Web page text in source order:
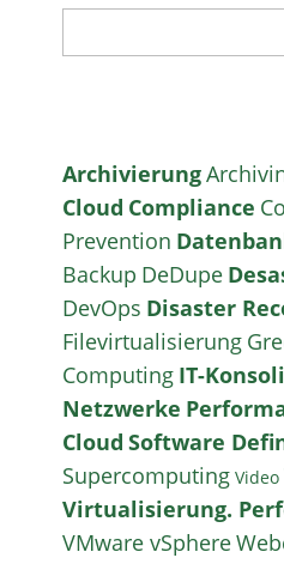
Archivierung
Cloud Compliance
Prevention
Backup DeDupe
DevOps Disaster
Filevirtualisierung
Computing IT-
Netzwerke
Cloud Software
Supercomputing Video
Virtualisierung.
VMware vSphere